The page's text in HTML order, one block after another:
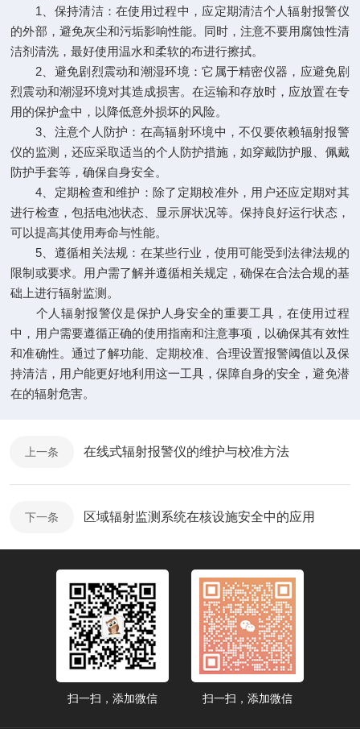
1、保持清洁：在使用过程中，应定期清洁个人辐射报警仪
的外部，避免灰尘和污垢影响性能。同时，注意不要用腐蚀性清
洁剂清洗，最好使用温水和柔软的布进行擦拭。
2、避免剧烈震动和潮湿环境：它属于精密仪器，应避免剧
烈震动和潮湿环境对其造成损害。在运输和存放时，应放置在专
用的保护盒中，以降低意外损坏的风险。
3、注意个人防护：在高辐射环境中，不仅要依赖辐射报警
仪的监测，还应采取适当的个人防护措施，如穿戴防护服、佩戴
防护手套等，确保自身安全。
4、定期检查和维护：除了定期校准外，用户还应定期对其
进行检查，包括电池状态、显示屏状况等。保持良好运行状态，
可以提高其使用寿命与性能。
5、遵循相关法规：在某些行业，使用可能受到法律法规的
限制或要求。用户需了解并遵循相关规定，确保在合法合规的基
础上进行辐射监测。
个人辐射报警仪是保护人身安全的重要工具，在使用过程
中，用户需要遵循正确的使用指南和注意事项，以确保其有效性
和准确性。通过了解功能、定期校准、合理设置报警阈值以及保
持清洁，用户能更好地利用这一工具，保障自身的安全，避免潜
在的辐射危害。
上一条 在线式辐射报警仪的维护与校准方法
下一条 区域辐射监测系统在核设施安全中的应用
扫一扫，添加微信 扫一扫，添加微信